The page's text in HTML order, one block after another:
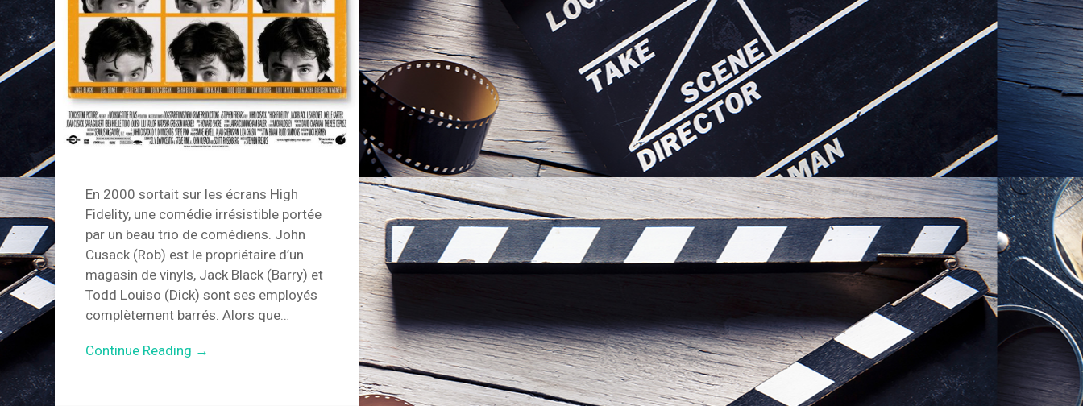
En 2000 sortait sur les écrans High
Fidelity, une comédie irrésistible portée
par un beau trio de comédiens. John
Cusack (Rob) est le propriétaire d’un
magasin de vinyls, Jack Black (Barry) et
Todd Louiso (Dick) sont ses employés
complètement barrés. Alors que…
Continue Reading →